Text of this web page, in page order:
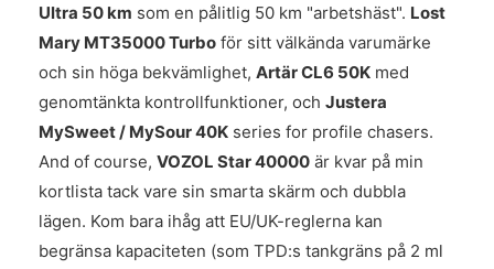
Ultra 50 km som en pålitlig 50 km "arbetshäst". Lost
Mary MT35000 Turbo för sitt välkända varumärke
och sin höga bekvämlighet, Artär CL6 50K med
genomtänkta kontrollfunktioner, och Justera
MySweet / MySour 40K series for profile chasers.
And of course, VOZOL Star 40000 är kvar på min
kortlista tack vare sin smarta skärm och dubbla
lägen. Kom bara ihåg att EU/UK-reglerna kan
begränsa kapaciteten (som TPD:s tankgräns på 2 ml